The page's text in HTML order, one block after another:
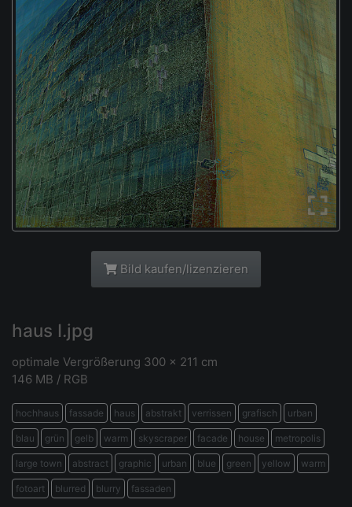
Bild kaufen/lizenzieren
haus I.jpg
optimale Vergrößerung 300 x 211 cm
146 MB / RGB
hochhaus fassade haus abstrakt verrissen grafisch urban
blau grün gelb warm skyscraper facade house metropolis
large town abstract graphic urban blue green yellow warm
fotoart blurred blurry fassaden